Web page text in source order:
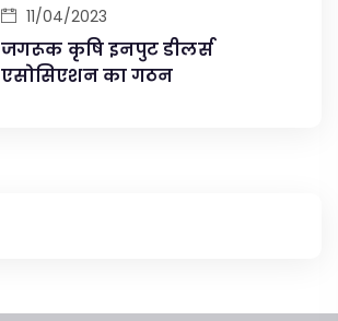
जगरूक कृषि इनपुट डीलर्स
एसोसिएशन का गठन
11/04/2023